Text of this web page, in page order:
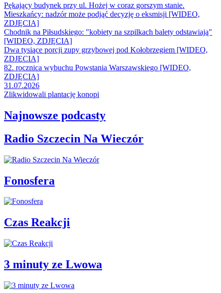
Pękający budynek przy ul. Hożej w coraz gorszym stanie.
Mieszkańcy: nadzór może podjąć decyzję o eksmisji [WIDEO,
ZDJĘCIA]
Chodnik na Piłsudskiego: "kobiety na szpilkach balety odstawiają"
[WIDEO, ZDJĘCIA]
Dwa tysiące porcji zupy grzybowej pod Kołobrzegiem [WIDEO,
ZDJECIA]
82. rocznica wybuchu Powstania Warszawskiego [WIDEO,
ZDJĘCIA]
31.07.2026
Zlikwidowali plantację konopi
Najnowsze podcasty
Radio Szczecin Na Wieczór
Fonosfera
Czas Reakcji
3 minuty ze Lwowa